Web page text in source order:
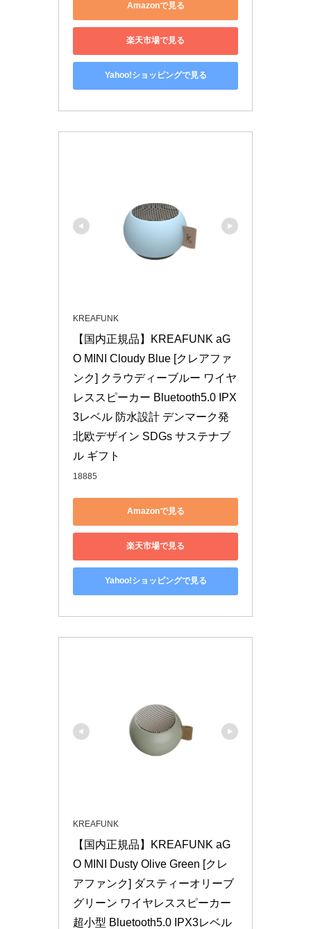
Amazonで見る
楽天市場で見る
Yahoo!ショッピングで見る
KREAFUNK
【国内正規品】KREAFUNK aG
O MINI Cloudy Blue [クレアファ
ンク] クラウディーブルー ワイヤ
レススピーカー Bluetooth5.0 IPX
3レベル 防水設計 デンマーク発
北欧デザイン SDGs サステナブ
ル ギフト
18885
Amazonで見る
楽天市場で見る
Yahoo!ショッピングで見る
KREAFUNK
【国内正規品】KREAFUNK aG
O MINI Dusty Olive Green [クレ
アファンク] ダスティーオリーブ
グリーン ワイヤレススピーカー
超小型 Bluetooth5.0 IPX3レベル